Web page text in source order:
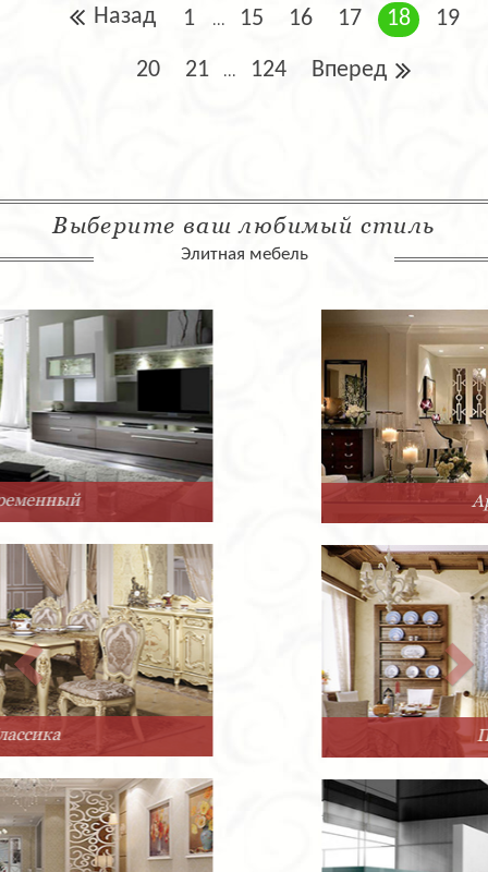
Назад 1 ... 15 16 17 18 19
20 21 ... 124 Вперед
Выберите ваш любимый стиль
Элитная мебель